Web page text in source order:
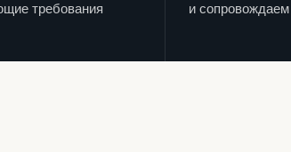
требования
и